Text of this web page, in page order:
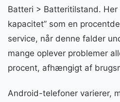
Batteri > Batteritilstand. Her
kapacitet” som en
service, når denne falder
mange oplever problemer
procent, afhængigt af
Android-telefoner varierer,